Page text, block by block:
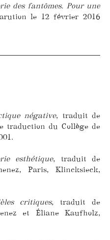
des fantômes. Pour une
le 12 février 2016
négative, traduit de
traduction du Collège de
esthétique, traduit de
Paris, Klincksieck,
critiques, traduit de
et Éliane Kaufholz,